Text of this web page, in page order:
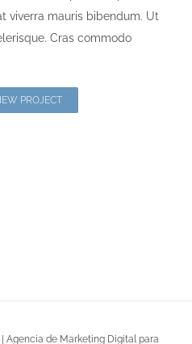
viverra mauris bibendum. Ut
Cras commodo
PROJECT
Agencia de Marketing Digital para